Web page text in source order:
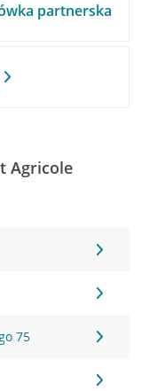
partnerska
Agricole
75